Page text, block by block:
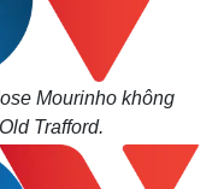
Mourinho không
Trafford.